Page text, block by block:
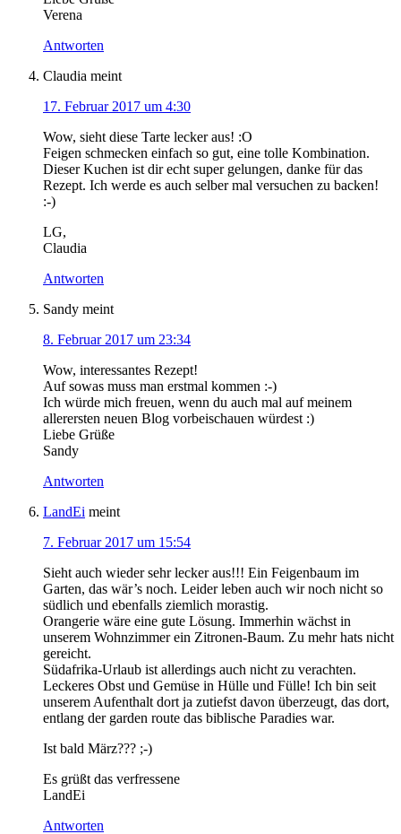
Verena
Antworten
Claudia meint
17. Februar 2017 um 4:30
Wow, sieht diese Tarte lecker aus! :O
Feigen schmecken einfach so gut, eine tolle Kombination.
Dieser Kuchen ist dir echt super gelungen, danke für das
Rezept. Ich werde es auch selber mal versuchen zu backen!
:-)
LG,
Claudia
Antworten
Sandy meint
8. Februar 2017 um 23:34
Wow, interessantes Rezept!
Auf sowas muss man erstmal kommen :-)
Ich würde mich freuen, wenn du auch mal auf meinem
allerersten neuen Blog vorbeischauen würdest :)
Liebe Grüße
Sandy
Antworten
LandEi meint
7. Februar 2017 um 15:54
Sieht auch wieder sehr lecker aus!!! Ein Feigenbaum im
Garten, das wär’s noch. Leider leben auch wir noch nicht so
südlich und ebenfalls ziemlich morastig.
Orangerie wäre eine gute Lösung. Immerhin wächst in
unserem Wohnzimmer ein Zitronen-Baum. Zu mehr hats nicht
gereicht.
Südafrika-Urlaub ist allerdings auch nicht zu verachten.
Leckeres Obst und Gemüse in Hülle und Fülle! Ich bin seit
unserem Aufenthalt dort ja zutiefst davon überzeugt, das dort,
entlang der garden route das biblische Paradies war.
Ist bald März??? ;-)
Es grüßt das verfressene
LandEi
Antworten